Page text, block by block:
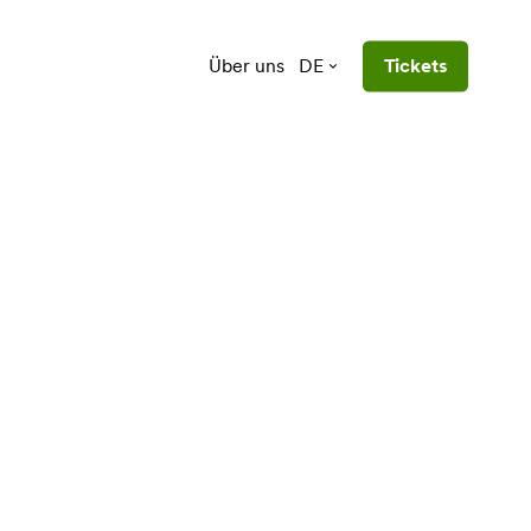
Über uns DE Tickets